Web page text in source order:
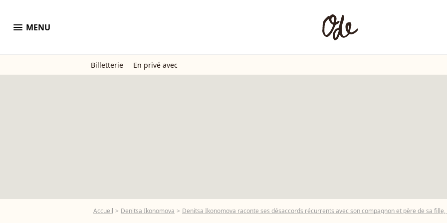
menu MENU
Billetterie En privé avec
Accueil Denitsa Ikonomova Denitsa Ikonomova raconte ses désaccords récurrents avec son compagnon et père de sa fille,